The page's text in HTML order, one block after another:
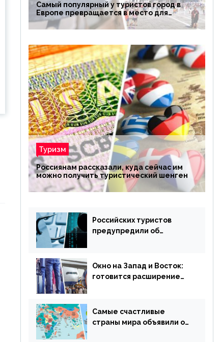
Самый популярный у туристов город в
Европе превращается в место для
избранных
Туризм
Россиянам рассказали, куда сейчас им
можно получить туристический шенген
Российских туристов
предупредили об
мошенничества
Окно на Запад и Восток:
готовится расширение
страну
Самые счастливые
страны мира объявили об